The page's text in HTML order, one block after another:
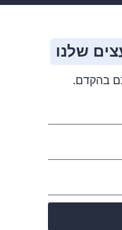
שלנו
בהקדם.